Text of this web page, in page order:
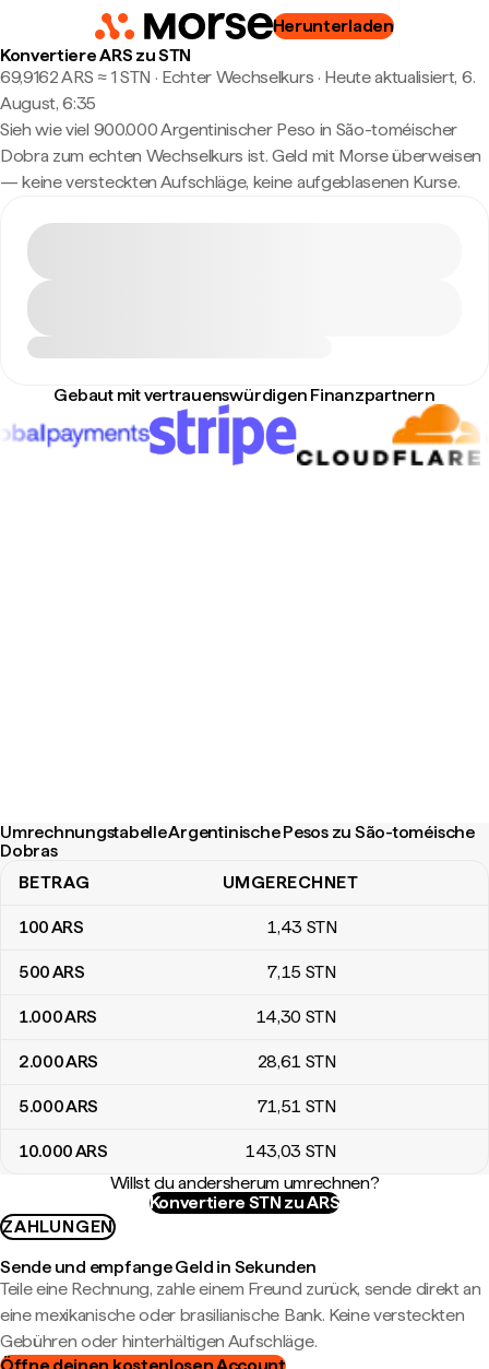
Herunterladen
Konvertiere ARS zu STN
69,9162 ARS ≈ 1 STN · Echter Wechselkurs · Heute aktualisiert, 6.
August, 6:35
Sieh wie viel 900.000 Argentinischer Peso in São-toméischer
Dobra zum echten Wechselkurs ist. Geld mit Morse überweisen
— keine versteckten Aufschläge, keine aufgeblasenen Kurse.
Gebaut mit vertrauenswürdigen Finanzpartnern
Umrechnungstabelle Argentinische Pesos zu São-toméische
Dobras
Umrechnungstabelle Argentinische Pesos zu São-toméische
BETRAG UMGERECHNET
100ARS 1,43 STN
500ARS 7,15 STN
1.000ARS 14,30 STN
2.000ARS 28,61 STN
5.000ARS 71,51 STN
10.000ARS 143,03 STN
Willst du andersherum umrechnen?
Konvertiere STN zu ARS
ZAHLUNGEN
Sende und empfange Geld in Sekunden
Teile eine Rechnung, zahle einem Freund zurück, sende direkt an
eine mexikanische oder brasilianische Bank. Keine versteckten
Gebühren oder hinterhältigen Aufschläge.